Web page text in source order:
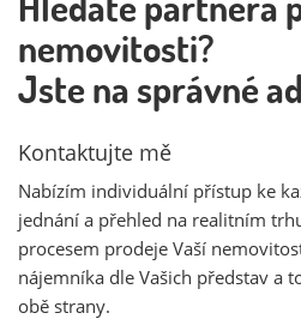
nemovitosti?
Jste na správné
Kontaktujte mě
Nabízím individuální přístup ke
jednání a přehled na realitním
procesem prodeje Vaší
nájemníka dle Vašich představ a
obě strany.